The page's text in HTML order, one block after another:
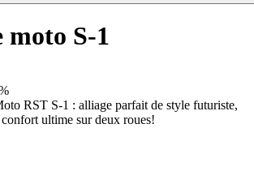
moto S-1
RST S-1 : alliage parfait de style futuriste,
ultime sur deux roues!